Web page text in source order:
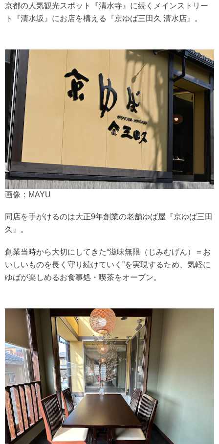
京都の人気観光スポット『清水寺』に続くメインストリー
ト『清水坂』にお店を構える『京ゆば三田久 清水店』。
画像：MAYU
同店を手がけるのは大正9年創業の老舗ゆば屋『京ゆば三田
久』。
創業当時から大切にしてきた“滋味無限（じみむげん）＝お
いしいものを長く守り続けていく”を実現するため、気軽に
ゆばが楽しめるお食事処・喫茶をオープン。